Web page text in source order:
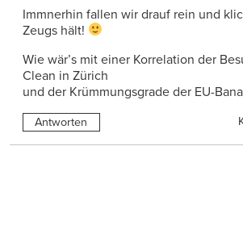
Immnerhin fallen wir drauf rein und
Zeugs hält!
Wie wär’s mit einer Korrelation der
Clean in Zürich
und der Krümmungsgrade der EU-
Antworten